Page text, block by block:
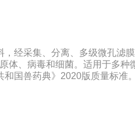
经采集、分离、多级微孔滤
体、病毒和细菌。适用于多种
国兽药典》2020版质量标准
淀的产生使血清质量不会受